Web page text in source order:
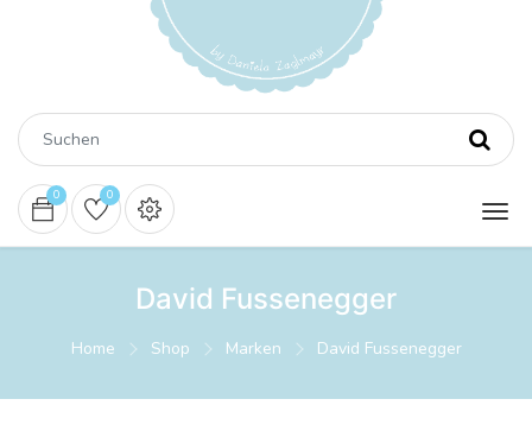
0 0
David Fussenegger
Home Shop Marken David Fussenegger